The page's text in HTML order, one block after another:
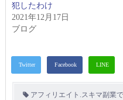
犯したわけ
2021年12月17日
ブログ
アフィリエイト.スキマ副業